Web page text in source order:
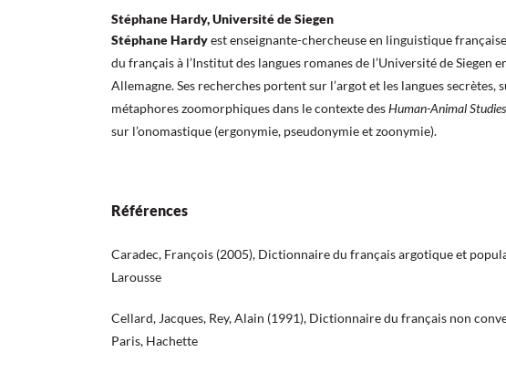
Stéphane Hardy, Université de Siegen
Stéphane Hardyest enseignante-chercheuse en linguistique
du français à l’Institut des langues romanes de l’Université de Siegen
Allemagne. Ses recherches portent sur l’argot et les langues secrètes,
métaphores zoomorphiques dans le contexte desHuman-Animal Studies
sur l’onomastique (ergonymie, pseudonymie et zoonymie).
Références
Caradec, François (2005), Dictionnaire du français argotique et
Larousse
Cellard, Jacques, Rey, Alain (1991), Dictionnaire du français non
Paris, Hachette